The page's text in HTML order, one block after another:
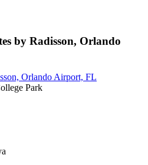
by Radisson, Orlando
Orlando Airport, FL
Park